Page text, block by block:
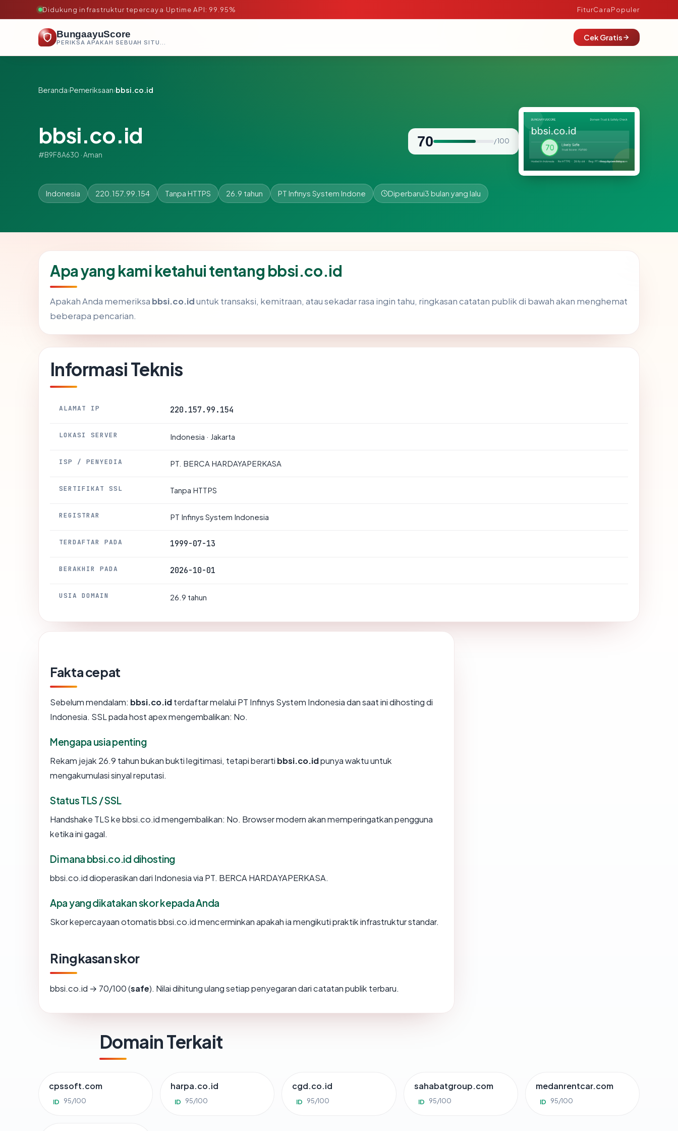
Didukung infrastruktur tepercaya·Uptime API: 99.95% FiturCaraPopuler
BungaayuScore
PERIKSA APAKAH SEBUAH SITUS AMAN, TEPERCAYA, DAN TERVERIFIKASI DALAM HITUNGAN DETIK.
Cek Gratis
Beranda›Pemeriksaan›bbsi.co.id
bbsi.co.id
#B9F8A630 · Aman
70 / 100
Indonesia 220.157.99.154 Tanpa HTTPS 26.9 tahun PT Infinys System Indone Diperbarui3 bulan yang lalu
Apa yang kami ketahui tentang bbsi.co.id
Apakah Anda memeriksa bbsi.co.iduntuk transaksi, kemitraan, atau sekadar rasa ingin tahu, ringkasan catatan publik di bawah akan menghemat
beberapa pencarian.
Informasi Teknis
ALAMAT IP 220.157.99.154
LOKASI SERVER Indonesia · Jakarta
ISP / PENYEDIA PT. BERCA HARDAYAPERKASA
SERTIFIKAT SSL Tanpa HTTPS
REGISTRAR PT Infinys System Indonesia
TERDAFTAR PADA 1999-07-13
BERAKHIR PADA 2026-10-01
USIA DOMAIN 26.9 tahun
Fakta cepat
Sebelum mendalam: bbsi.co.idterdaftar melalui PT Infinys System Indonesia dan saat ini dihosting di
Indonesia. SSL pada host apex mengembalikan: No.
Mengapa usia penting
Rekam jejak 26.9 tahun bukan bukti legitimasi, tetapi berarti bbsi.co.idpunya waktu untuk
mengakumulasi sinyal reputasi.
Status TLS / SSL
Handshake TLS ke bbsi.co.id mengembalikan: No. Browser modern akan memperingatkan pengguna
ketika ini gagal.
Di mana bbsi.co.id dihosting
bbsi.co.id dioperasikan dari Indonesia via PT. BERCA HARDAYAPERKASA.
Apa yang dikatakan skor kepada Anda
Skor kepercayaan otomatis bbsi.co.id mencerminkan apakah ia mengikuti praktik infrastruktur standar.
Ringkasan skor
bbsi.co.id → 70/100 (safe). Nilai dihitung ulang setiap penyegaran dari catatan publik terbaru.
Domain Terkait
cpssoft.com
ID 95/100
harpa.co.id
ID 95/100
cgd.co.id
ID 95/100
sahabatgroup.com
ID 95/100
medanrentcar.com
ID 95/100